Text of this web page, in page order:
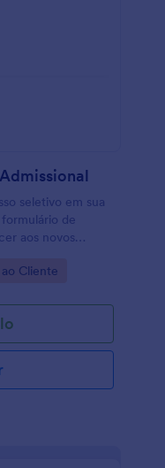
seletivo em sua
de
aos novos
Cliente